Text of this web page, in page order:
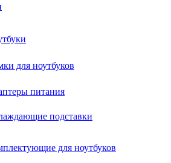
для ноутбуков
питания
подставки
для ноутбуков